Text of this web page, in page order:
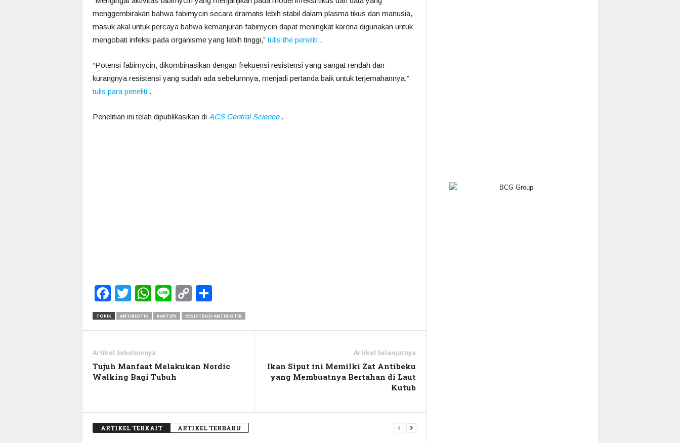
menggembirakan bahwa fabimycin secara dramatis lebih stabil dalam plasma tikus dan manusia,
masuk akal untuk percaya bahwa kemanjuran fabimycin dapat meningkat karena digunakan untuk
mengobati infeksi pada organisme yang lebih tinggi,”tulis the peneliti.
“Potensi fabimycin, dikombinasikan dengan frekuensi resistensi yang sangat rendah dan
kurangnya resistensi yang sudah ada sebelumnya, menjadi pertanda baik untuk terjemahannya,”
tulis para peneliti.
Penelitian ini telah dipublikasikan di ACS Central Science.
Facebook
Twitter
WhatsApp
LineCopy
Link
TOPIK ANTIBIOTIK BAKTERI RESISTENSI ANTIBIOTIK
Artikel Sebelumnya
Tujuh Manfaat Melakukan Nordic
Walking Bagi Tubuh
Artikel Selanjutnya
Ikan Siput ini Memilki Zat Antibeku
yang Membuatnya Bertahan di Laut
Kutub
ARTIKEL TERKAIT ARTIKEL TERBARU